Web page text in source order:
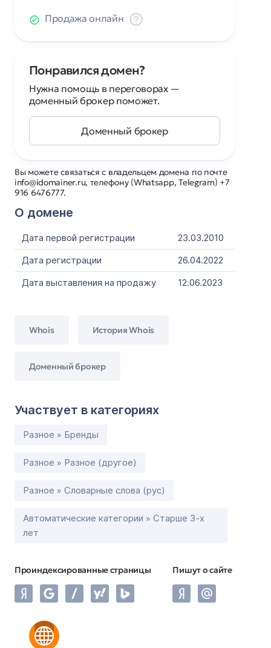
Вы можете связаться с владельцем домена по почте
info@idomainer.ru, телефону (Whatsapp, Telegram) +7
916 6476777.
О домене
Дата первой регистрации
23.03.2010
Дата регистрации
26.04.2022
Дата выставления на продажу
12.06.2023
Whois История Whois
Доменный брокер
Участвует в категориях
Разное » Бренды
Разное » Разное (другое)
Разное » Словарные слова (рус)
Автоматические категории » Старше 3-х
лет
Проиндексированные страницы Пишут о сайте
Продажа онлайн
Понравился домен?
Нужна помощь в переговорах —
доменный брокер поможет.
Доменный брокер